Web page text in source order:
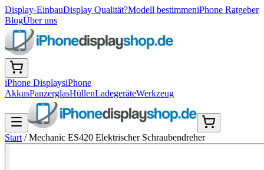
Display-EinbauDisplay Qualität?Modell bestimmeniPhone Ratgeber
BlogÜber uns
iPhone DisplaysiPhone
AkkusPanzerglasHüllenLadegeräteWerkzeug
Start /Mechanic ES420 Elektrischer Schraubendreher